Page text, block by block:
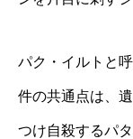
パク・イルトと
件の共通点は、
つけ自殺するパ